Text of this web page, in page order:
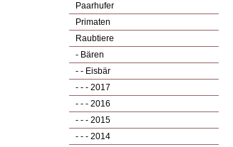
Paarhufer
Primaten
Raubtiere
- Bären
- - Eisbär
- - - 2017
- - - 2016
- - - 2015
- - - 2014